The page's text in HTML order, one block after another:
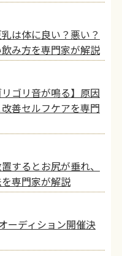
は体に良い？悪い？
み方を専門家が解説
ゴリ音が鳴る】原因
善セルフケアを専門
するとお尻が垂れ、
専門家が解説
ーディション開催決